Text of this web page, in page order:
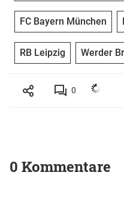
FC Bayern München
RB Leipzig Werder
0
0 Kommentare